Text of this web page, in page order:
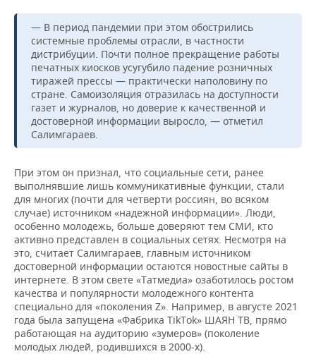
— В период пандемии при этом обострились
системные проблемы отрасли, в частности
дистрибуции. Почти полное прекращение работы
печатных киосков усугубило падение розничных
тиражей прессы — практически наполовину по
стране. Самоизоляция отразилась на доступности
газет и журналов, но доверие к качественной и
достоверной информации выросло, — отметил
Салимгараев.
При этом он признал, что социальные сети, ранее
выполнявшие лишь коммуникативные функции, стали
для многих (почти для четверти россиян, во всяком
случае) источником «надежной информации». Люди,
особенно молодежь, больше доверяют тем СМИ, кто
активно представлен в социальных сетях. Несмотря на
это, считает Салимгараев, главным источником
достоверной информации остаются новостные сайты в
интернете. В этом свете «Татмедиа» озаботилось ростом
качества и популярности молодежного контента
специально для «поколения Z». Например, в августе 2021
года была запущена «Фабрика TikTok» ШАЯН ТВ, прямо
работающая на аудиторию «зумеров» (поколение
молодых людей, родившихся в 2000-х).